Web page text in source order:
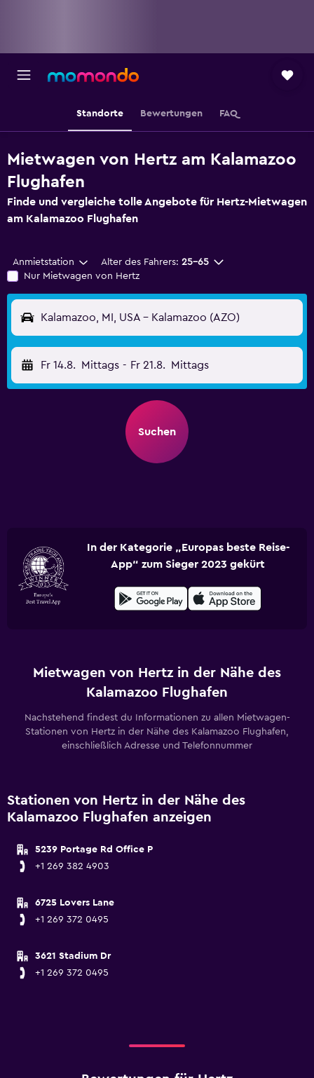
Standorte Bewertungen FAQ
Mietwagen von Hertz am Kalamazoo
Flughafen
Finde und vergleiche tolle Angebote für Hertz-Mietwagen
am Kalamazoo Flughafen
Anmietstation Alter des Fahrers: 25-65
Nur Mietwagen von Hertz
Kalamazoo, MI, USA - Kalamazoo (AZO)
Fr 14.8. Mittags - Fr 21.8. Mittags
Suchen
In der Kategorie „Europas beste Reise-
App“ zum Sieger 2023 gekürt
Mietwagen von Hertz in der Nähe des
Kalamazoo Flughafen
Nachstehend findest du Informationen zu allen Mietwagen-
Stationen von Hertz in der Nähe des Kalamazoo Flughafen,
einschließlich Adresse und Telefonnummer
Stationen von Hertz in der Nähe des
Kalamazoo Flughafen anzeigen
5239 Portage Rd Office P
+1 269 382 4903
6725 Lovers Lane
+1 269 372 0495
3621 Stadium Dr
+1 269 372 0495